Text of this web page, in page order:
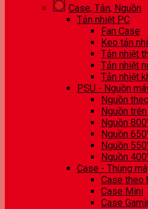
Case, Tản, Nguồn
Tản nhiệt PC
Fan Case
Keo tản
Tản nhiệt
Tản nhiệt
Tản nhiệt
PSU - Nguồn
Nguồn
Nguồn
Nguồn
Nguồn
Nguồn
Nguồn
Case - Thùng
Case theo
Case Mini
Case